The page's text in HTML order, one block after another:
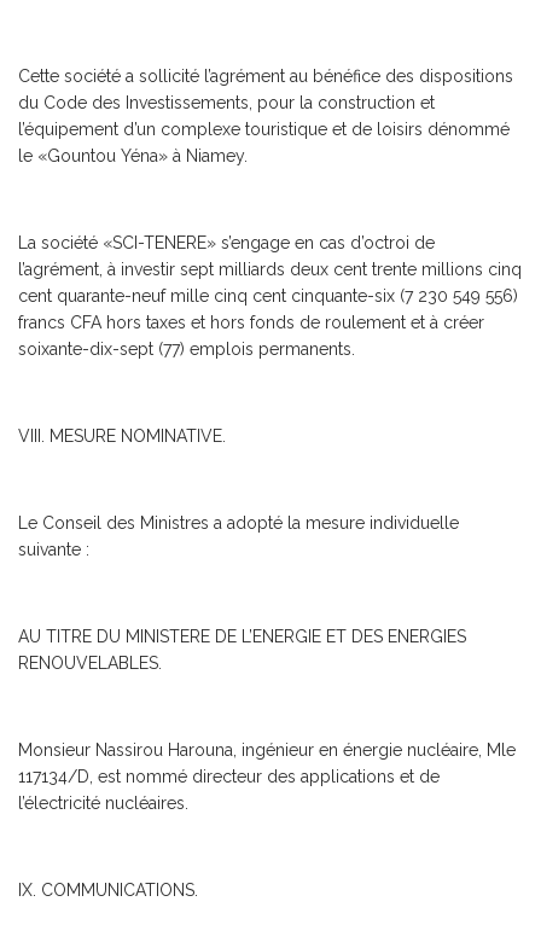
Cette société a sollicité l’agrément au bénéfice des dispositions
du Code des Investissements, pour la construction et
l’équipement d’un complexe touristique et de loisirs dénommé
le «Gountou Yéna» à Niamey.
La société «SCI-TENERE» s’engage en cas d’octroi de
l’agrément, à investir sept milliards deux cent trente millions cinq
cent quarante-neuf mille cinq cent cinquante-six (7 230 549 556)
francs CFA hors taxes et hors fonds de roulement et à créer
soixante-dix-sept (77) emplois permanents.
VIII. MESURE NOMINATIVE.
Le Conseil des Ministres a adopté la mesure individuelle
suivante :
AU TITRE DU MINISTERE DE L’ENERGIE ET DES ENERGIES
RENOUVELABLES.
Monsieur Nassirou Harouna, ingénieur en énergie nucléaire, Mle
117134/D, est nommé directeur des applications et de
l’électricité nucléaires.
IX. COMMUNICATIONS.